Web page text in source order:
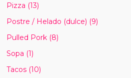
Pizza (13)
Postre / Helado (dulce) (9)
Pulled Pork (8)
Sopa (1)
Tacos (10)